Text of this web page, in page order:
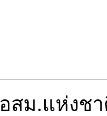
อสม.แห่งช